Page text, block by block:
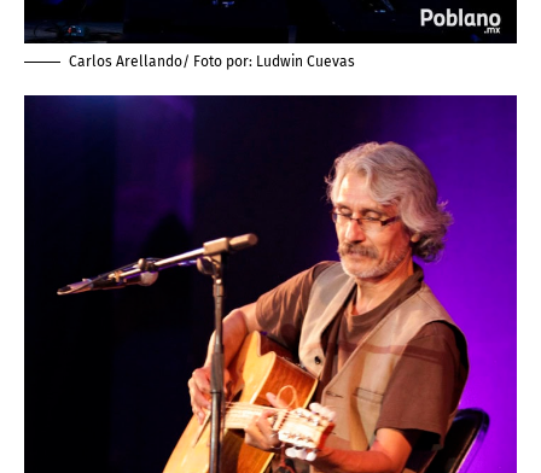
Carlos Arellando/ Foto por: Ludwin Cuevas